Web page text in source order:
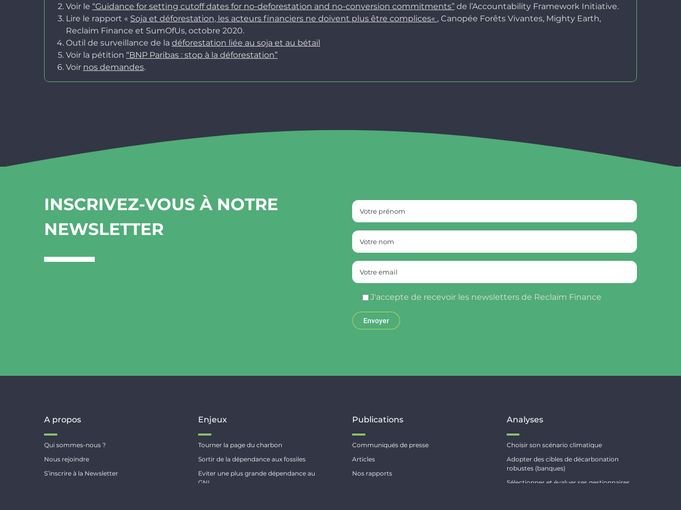
Voir le “Guidance for setting cutoff dates for no-deforestation and no-conversion commitments” de l’Accountability Framework Initiative.
Lire le rapport « Soja et déforestation, les acteurs financiers ne doivent plus être complices« , Canopée Forêts Vivantes, Mighty Earth,
Reclaim Finance et SumOfUs, octobre 2020.
Outil de surveillance de la déforestation liée au soja et au bétail
Voir la pétition “BNP Paribas : stop à la déforestation”
Voir nos demandes.
INSCRIVEZ-VOUS À NOTRE
NEWSLETTER
J'accepte de recevoir les newsletters de Reclaim Finance
A propos
Qui sommes-nous ?
Nous rejoindre
S’inscrire à la Newsletter
Enjeux
Tourner la page du charbon
Sortir de la dépendance aux fossiles
Eviter une plus grande dépendance au
GNL
Publications
Communiqués de presse
Articles
Nos rapports
Analyses
Choisir son scénario climatique
Adopter des cibles de décarbonation
robustes (banques)
Sélectionner et évaluer ses gestionnaires